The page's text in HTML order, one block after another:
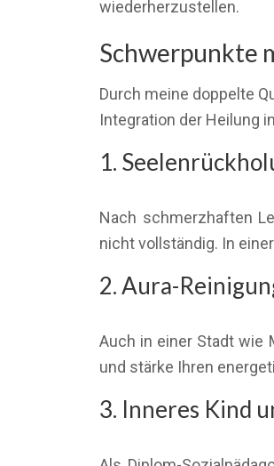
wiederherzustellen.
Schwerpunkte
Durch meine doppelte
Integration der Heilung
1.
Nach schmerzhaften
nicht vollständig. In
2. Aura-
Auch in einer Stadt wie
und stärke Ihren
3. Inneres Kind